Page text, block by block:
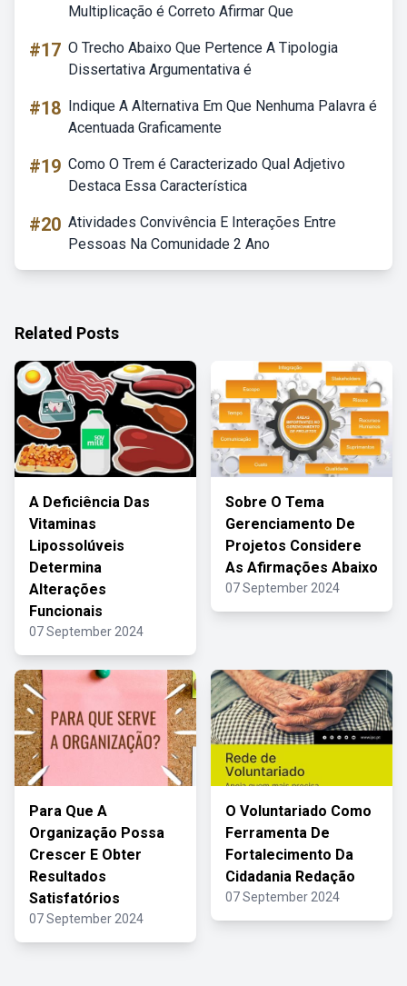
Multiplicação é Correto Afirmar Que
#17 O Trecho Abaixo Que Pertence A Tipologia
Dissertativa Argumentativa é
#18 Indique A Alternativa Em Que Nenhuma Palavra é
Acentuada Graficamente
#19 Como O Trem é Caracterizado Qual Adjetivo
Destaca Essa Característica
#20 Atividades Convivência E Interações Entre
Pessoas Na Comunidade 2 Ano
Related Posts
A Deficiência Das
Vitaminas
Lipossolúveis
Determina
Alterações
Funcionais
07 September 2024
Sobre O Tema
Gerenciamento De
Projetos Considere
As Afirmações Abaixo
07 September 2024
Para Que A
Organização Possa
Crescer E Obter
Resultados
Satisfatórios
07 September 2024
O Voluntariado Como
Ferramenta De
Fortalecimento Da
Cidadania Redação
07 September 2024